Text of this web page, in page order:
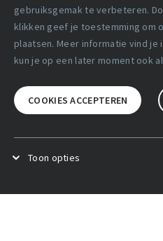
gebruiksgemak te verbeteren.
klikken geef je toestemming om
plaatsen. Meer informatie vind je
kun je op een later moment ook
COOKIES ACCEPTEREN
Toon opties
Copyright statement
Lidmaatschapsvoorwaarden
Disclaimer
Privacy verklaring